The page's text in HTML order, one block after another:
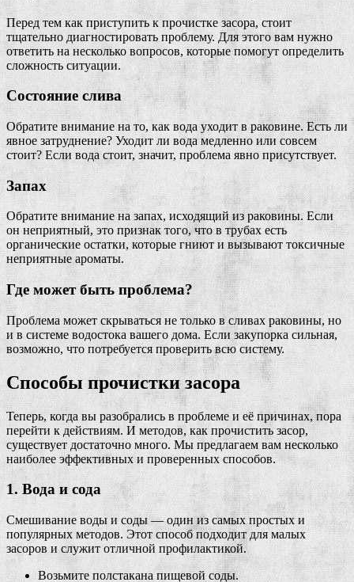
Перед тем как приступить к прочистке засора, стоит
тщательно диагностировать проблему. Для этого вам нужно
ответить на несколько вопросов, которые помогут определить
сложность ситуации.
Состояние слива
Обратите внимание на то, как вода уходит в раковине. Есть ли
явное затруднение? Уходит ли вода медленно или совсем
стоит? Если вода стоит, значит, проблема явно присутствует.
Запах
Обратите внимание на запах, исходящий из раковины. Если
он неприятный, это признак того, что в трубах есть
органические остатки, которые гниют и вызывают токсичные
неприятные ароматы.
Где может быть проблема?
Проблема может скрываться не только в сливах раковины, но
и в системе водостока вашего дома. Если закупорка сильная,
возможно, что потребуется проверить всю систему.
Способы прочистки засора
Теперь, когда вы разобрались в проблеме и её причинах, пора
перейти к действиям. И методов, как прочистить засор,
существует достаточно много. Мы предлагаем вам несколько
наиболее эффективных и проверенных способов.
1. Вода и сода
Смешивание воды и соды — один из самых простых и
популярных методов. Этот способ подходит для малых
засоров и служит отличной профилактикой.
Возьмите полстакана пищевой соды.